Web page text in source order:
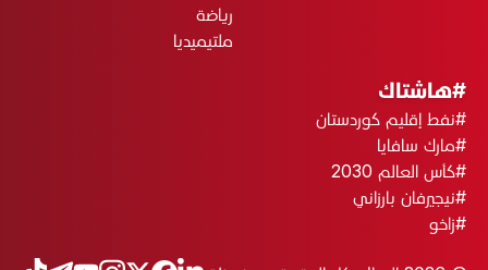
رياضة
ملتيميديا
#هاشتاك
#نفط إقليم كوردستان
#مارك سافايا
#كأس العالم 2030
#نيجيرفان بارزاني
#زاخو